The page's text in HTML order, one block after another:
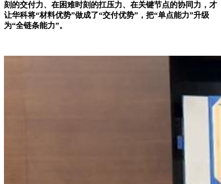
刻的交付力、在困难时刻的扛压力、在关键节点的协同力，才
让华科将“材料优势”做成了“交付优势”，把“单点能力”升级
为“全链条能力”。